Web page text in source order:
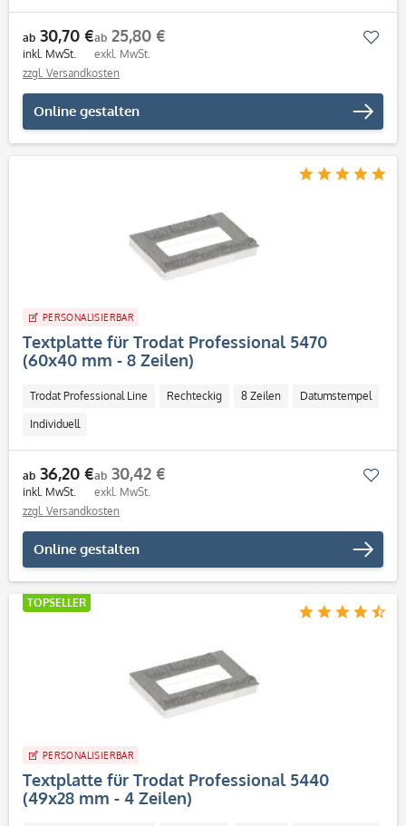
ab 30,70 €
inkl. MwSt.
ab 25,80 €
exkl. MwSt.
zzgl. Versandkosten
Online gestalten
PERSONALISIERBAR
Textplatte für Trodat Professional 5470
(60x40 mm - 8 Zeilen)
Trodat Professional Line Rechteckig 8 Zeilen Datumstempel
Individuell
ab 36,20 €
inkl. MwSt.
ab 30,42 €
exkl. MwSt.
zzgl. Versandkosten
Online gestalten
TOPSELLER
PERSONALISIERBAR
Textplatte für Trodat Professional 5440
(49x28 mm - 4 Zeilen)